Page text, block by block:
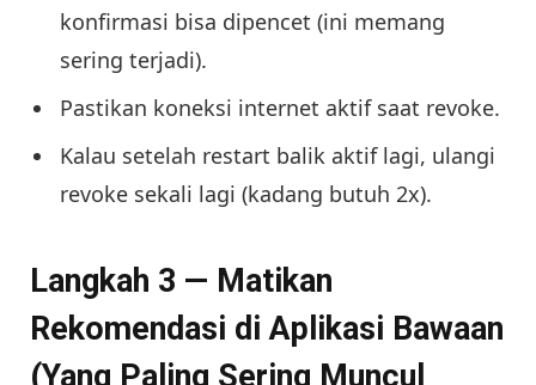
konfirmasi bisa dipencet (ini memang
sering terjadi).
Pastikan koneksi internet aktif saat revoke.
Kalau setelah restart balik aktif lagi, ulangi
revoke sekali lagi (kadang butuh 2x).
Langkah 3 — Matikan
Rekomendasi di Aplikasi Bawaan
(Yang Paling Sering Muncul